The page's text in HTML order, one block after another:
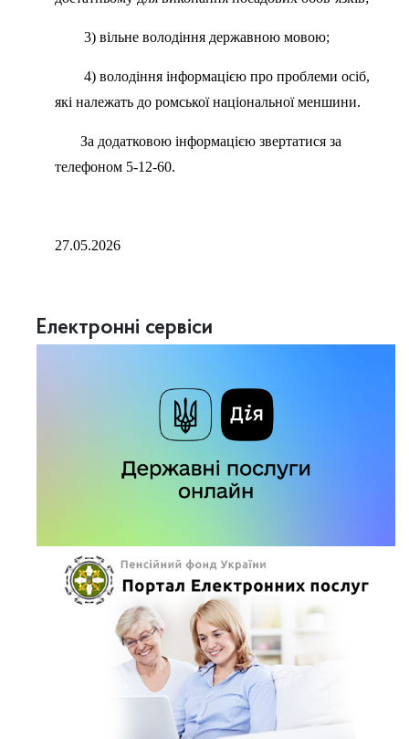
3) вільне володіння державною мовою;
4) володіння інформацією про проблеми осіб,
які належать до ромської національної меншини.
За додатковою інформацією звертатися за
телефоном 5-12-60.
27.05.2026
Електронні сервіси